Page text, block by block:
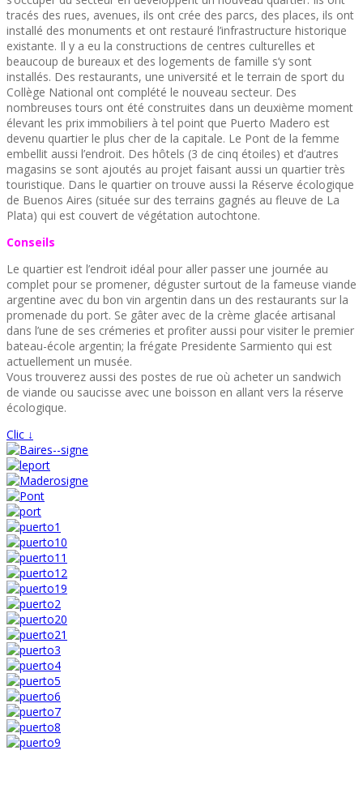
tracés des rues, avenues, ils ont crée des parcs, des places, ils ont
installé des monuments et ont restauré l’infrastructure historique
existante. Il y a eu la constructions de centres culturelles et
beaucoup de bureaux et des logements de famille s’y sont
installés. Des restaurants, une université et le terrain de sport du
Collège National ont complété le nouveau secteur. Des
nombreuses tours ont été construites dans un deuxième moment
élevant les prix immobiliers à tel point que Puerto Madero est
devenu quartier le plus cher de la capitale. Le Pont de la femme
embellit aussi l’endroit. Des hôtels (3 de cinq étoiles) et d’autres
magasins se sont ajoutés au projet faisant aussi un quartier très
touristique. Dans le quartier on trouve aussi la Réserve écologique
de Buenos Aires (située sur des terrains gagnés au fleuve de La
Plata) qui est couvert de végétation autochtone.
Conseils
Le quartier est l’endroit idéal pour aller passer une journée au
complet pour se promener, déguster surtout de la fameuse viande
argentine avec du bon vin argentin dans un des restaurants sur la
promenade du port. Se gâter avec de la crème glacée artisanal
dans l’une de ses crémeries et profiter aussi pour visiter le premier
bateau-école argentin; la frégate Presidente Sarmiento qui est
actuellement un musée.
Vous trouverez aussi des postes de rue où acheter un sandwich
de viande ou saucisse avec une boisson en allant vers la réserve
écologique.
Clic ↓